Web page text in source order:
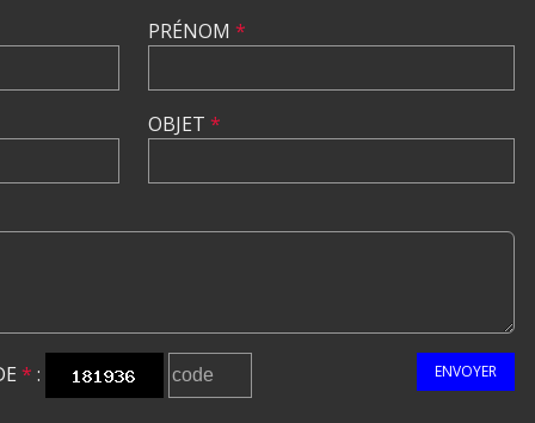
PRÉNOM *
OBJET *
* : ENVOYER